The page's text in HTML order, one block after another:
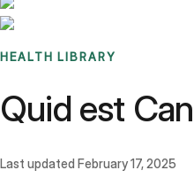
HEALTH LIBRARY
Quid est
Last updated February 17, 2025